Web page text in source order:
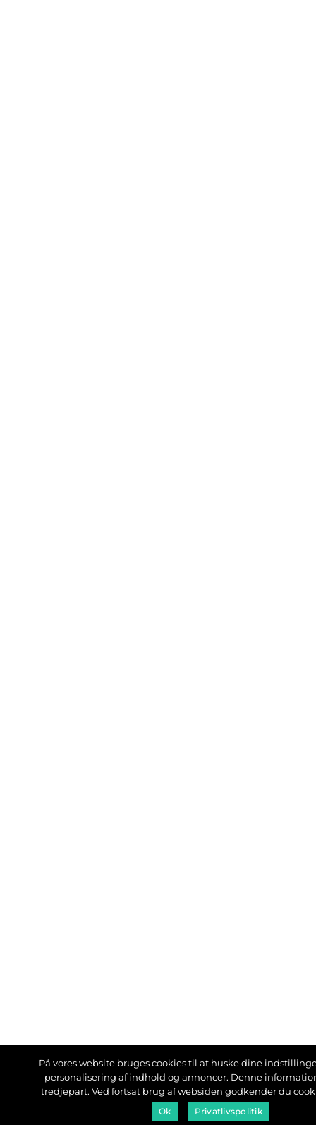
På vores website bruges cookies til at huske dine
personalisering af indhold og annoncer. Denne
tredjepart. Ved fortsat brug af websiden godkender du
Ok Privatlivspolitik